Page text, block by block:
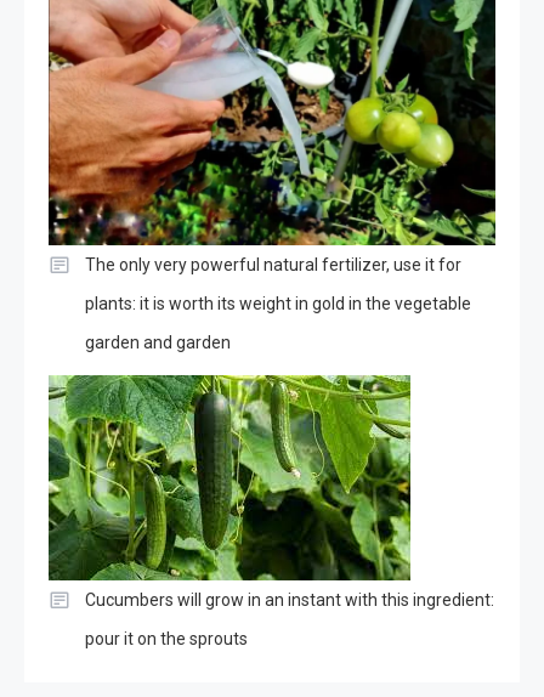
The only very powerful natural fertilizer, use it for
plants: it is worth its weight in gold in the vegetable
garden and garden
Cucumbers will grow in an instant with this ingredient:
pour it on the sprouts